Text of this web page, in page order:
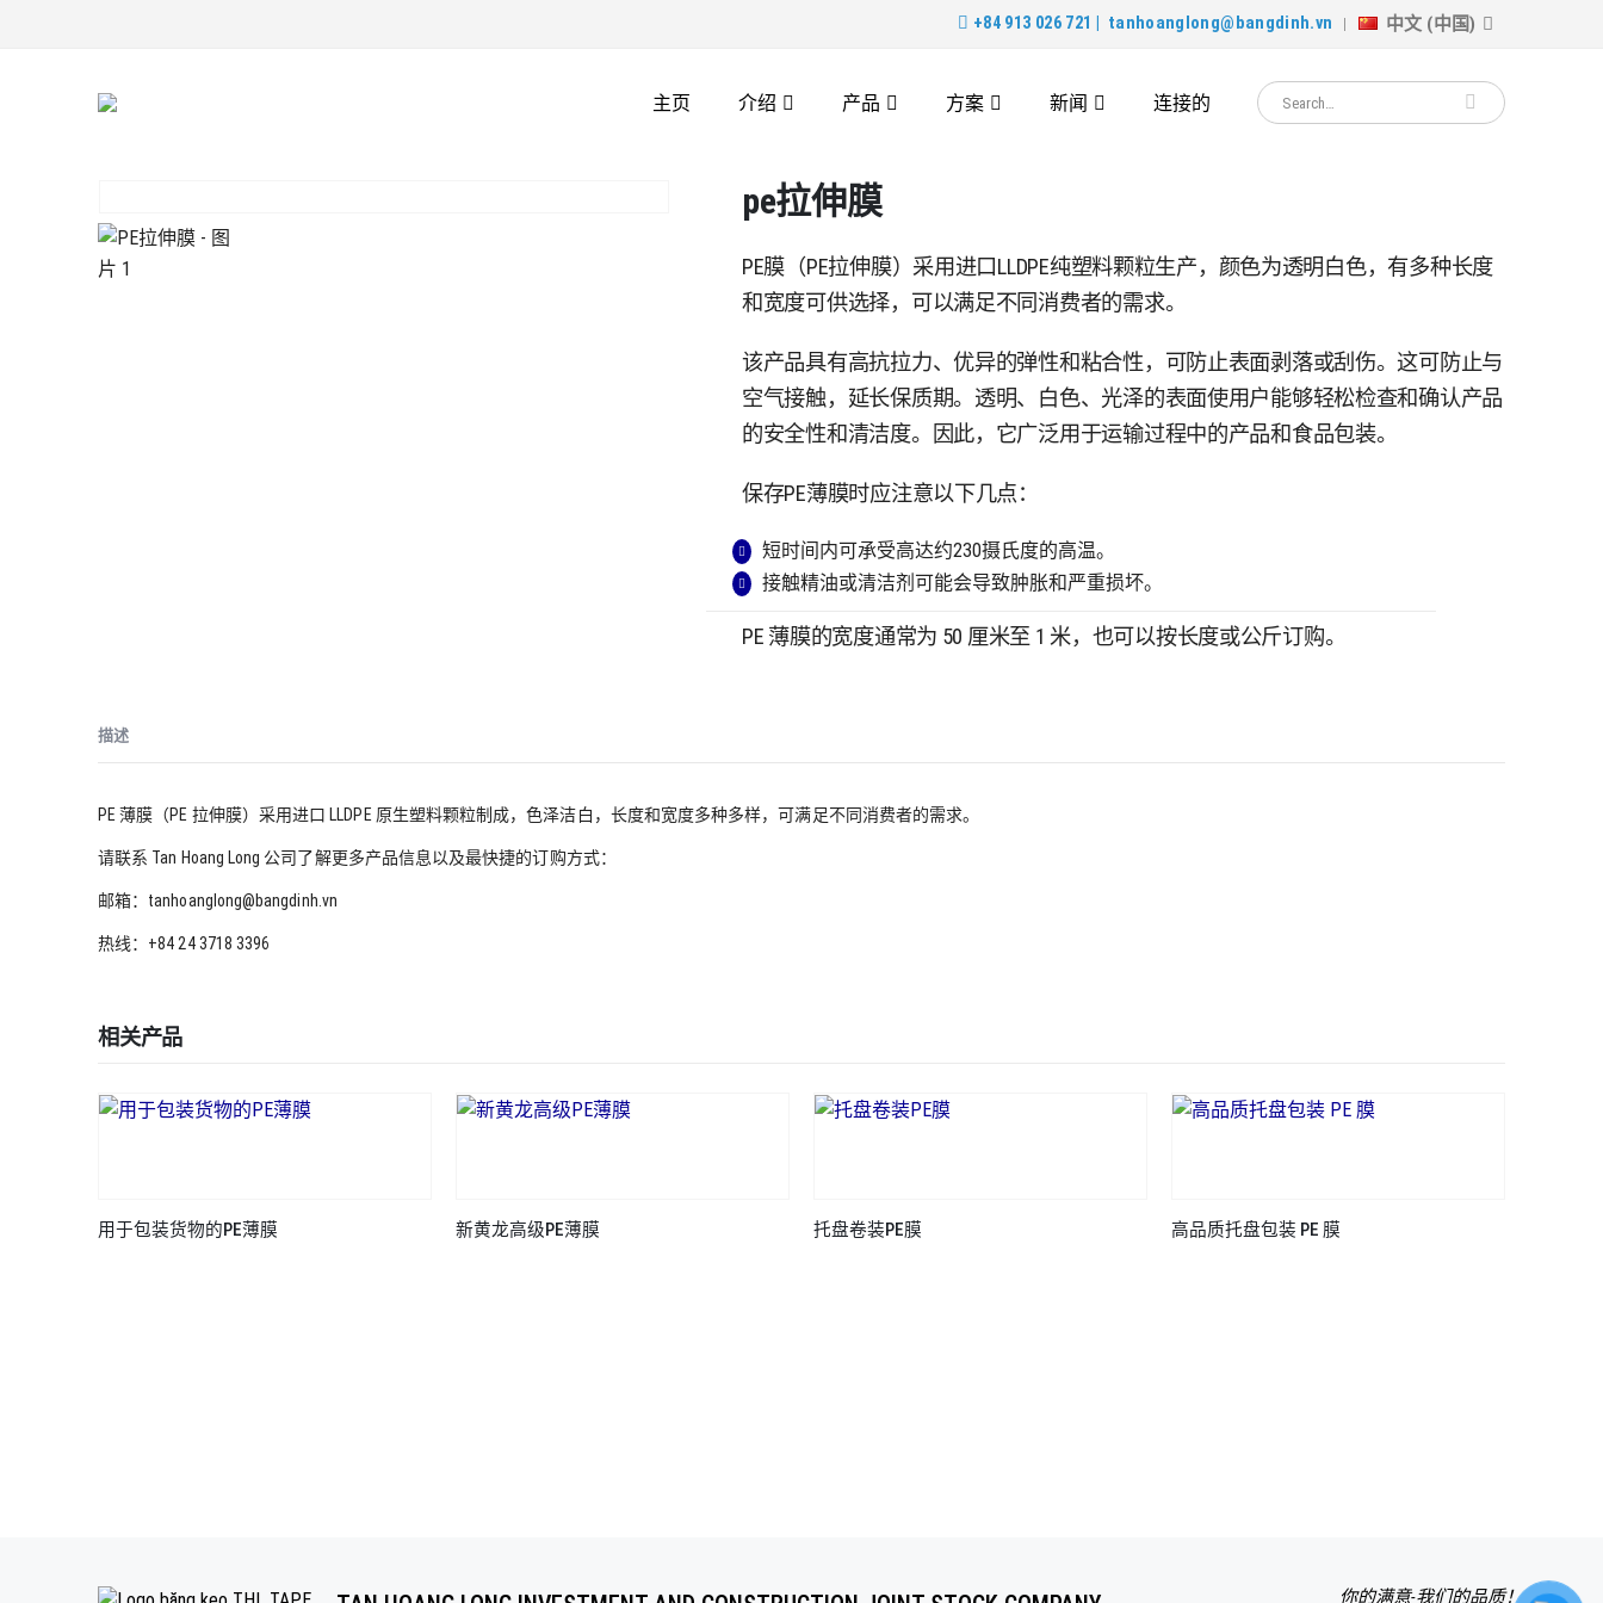
+84 913 026 721 | tanhoanglong@bangdinh.vn 中文 (中国)
主页 介绍 产品 方案 新闻 连接的
pe拉伸膜
PE膜（PE拉伸膜）采用进口LLDPE纯塑料颗粒生产，颜色为透明白色，有多种长度
和宽度可供选择，可以满足不同消费者的需求。
该产品具有高抗拉力、优异的弹性和粘合性，可防止表面剥落或刮伤。这可防止与
空气接触，延长保质期。透明、白色、光泽的表面使用户能够轻松检查和确认产品
的安全性和清洁度。因此，它广泛用于运输过程中的产品和食品包装。
保存PE薄膜时应注意以下几点：
短时间内可承受高达约230摄氏度的高温。
接触精油或清洁剂可能会导致肿胀和严重损坏。
PE 薄膜的宽度通常为 50 厘米至 1 米，也可以按长度或公斤订购。
描述
PE 薄膜（PE 拉伸膜）采用进口 LLDPE 原生塑料颗粒制成，色泽洁白，长度和宽度多种多样，可满足不同消费者的需求。
请联系 Tan Hoang Long 公司了解更多产品信息以及最快捷的订购方式：
邮箱：tanhoanglong@bangdinh.vn
热线：+84 24 3718 3396
相关产品
用于包装货物的PE薄膜 新黄龙高级PE薄膜 托盘卷装PE膜 高品质托盘包装 PE 膜
你的满意-我们的品质！